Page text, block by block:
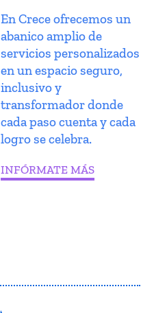
En Crece ofrecemos un
abanico amplio de
servicios personalizados
en un espacio seguro,
inclusivo y
transformador donde
cada paso cuenta y cada
logro se celebra.
INFÓRMATE MÁS